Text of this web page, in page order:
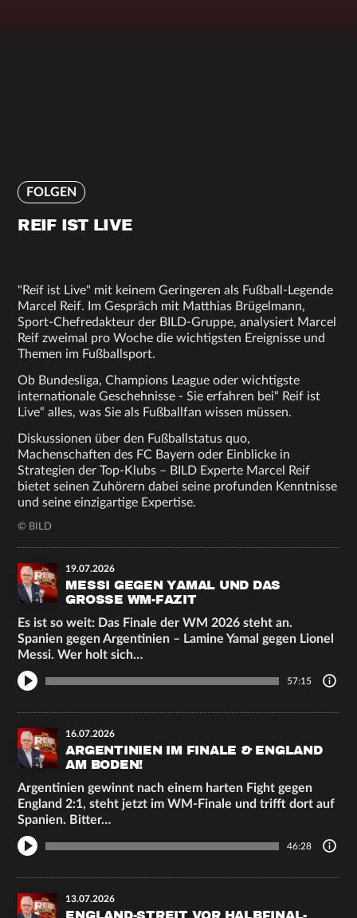
FOLGEN
REIF IST LIVE
"Reif ist Live" mit keinem Geringeren als Fußball-Legende
Marcel Reif. Im Gespräch mit Matthias Brügelmann,
Sport-Chefredakteur der BILD-Gruppe, analysiert Marcel
Reif zweimal pro Woche die wichtigsten Ereignisse und
Themen im Fußballsport.
Ob Bundesliga, Champions League oder wichtigste
internationale Geschehnisse - Sie erfahren bei“ Reif ist
Live“ alles, was Sie als Fußballfan wissen müssen.
Diskussionen über den Fußballstatus quo,
Machenschaften des FC Bayern oder Einblicke in
Strategien der Top-Klubs – BILD Experte Marcel Reif
bietet seinen Zuhörern dabei seine profunden Kenntnisse
und seine einzigartige Expertise.
© BILD
19.07.2026
MESSI GEGEN YAMAL UND DAS
GROSSE WM-FAZIT
Es ist so weit: Das Finale der WM 2026 steht an.
Spanien gegen Argentinien – Lamine Yamal gegen Lionel
Messi. Wer holt sich…
57:15
16.07.2026
ARGENTINIEN IM FINALE & ENGLAND
AM BODEN!
Argentinien gewinnt nach einem harten Fight gegen
England 2:1, steht jetzt im WM-Finale und trifft dort auf
Spanien. Bitter…
46:28
13.07.2026